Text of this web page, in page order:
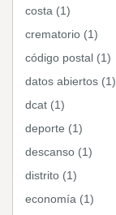
costa (1)
crematorio (1)
código postal (1)
datos abiertos (1)
dcat (1)
deporte (1)
descanso (1)
distrito (1)
economía (1)